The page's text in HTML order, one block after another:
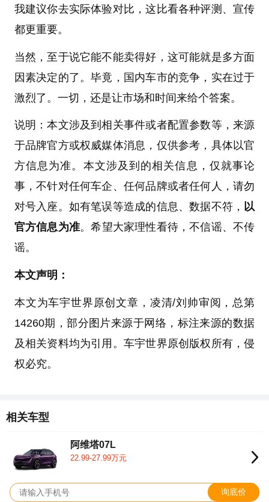
我建议你去实际体验对比，这比看各种评测、宣传
都更重要。
当然，至于说它能不能卖得好，这可能就是多方面
因素决定的了。毕竟，国内车市的竞争，实在过于
激烈了。一切，还是让市场和时间来给个答案。
说明：本文涉及到相关事件或者配置参数等，来源
于品牌官方或权威媒体消息，仅供参考，具体以官
方信息为准。本文涉及到的相关信息，仅就事论
事，不针对任何车企、任何品牌或者任何人，请勿
对号入座。如有笔误等造成的信息、数据不符， 以
官方信息为准。希望大家理性看待，不信谣、不传
谣。
本文声明：
本文为车宇世界原创文章，凌清/刘帅审阅，总第
14260期，部分图片来源于网络，标注来源的数据
及相关资料均为引用。车宇世界原创版权所有，侵
权必究。
相关车型
阿维塔07L
22.99-27.99万元
询底价